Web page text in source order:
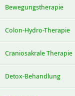
Bewegungstherapie
Colon-Hydro-Therapie
Craniosakrale Therapie
Detox-Behandlung